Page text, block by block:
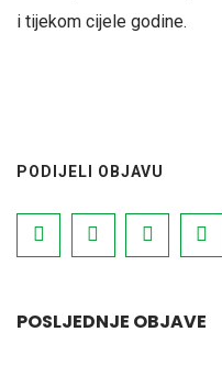
i tijekom cijele godine.
PODIJELI OBJAVU
POSLJEDNJE OBJAVE